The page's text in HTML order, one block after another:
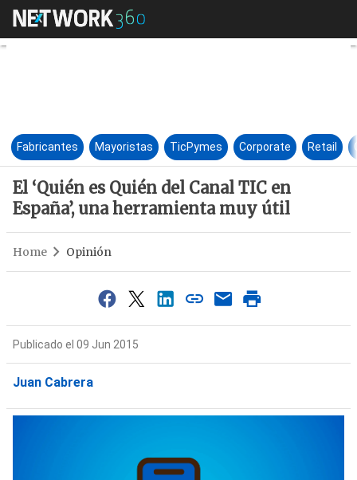
El ‘Quién es Quién del Canal
Fabricantes Mayoristas TicPymes Corporate Retail
El ‘Quién es Quién del Canal TIC en
España’, una herramienta muy útil
Home Opinión
Publicado el 09 Jun 2015
Juan Cabrera